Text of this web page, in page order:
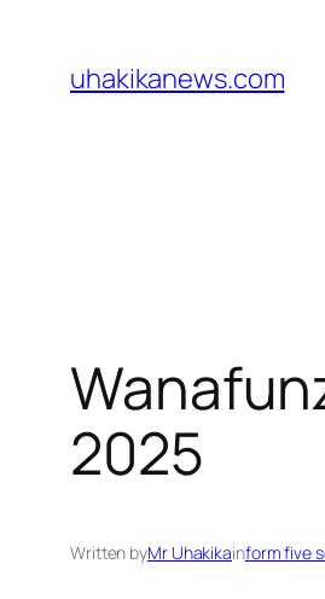
content
uhakikanews.com
2025
Written byMr Uhakikainform five